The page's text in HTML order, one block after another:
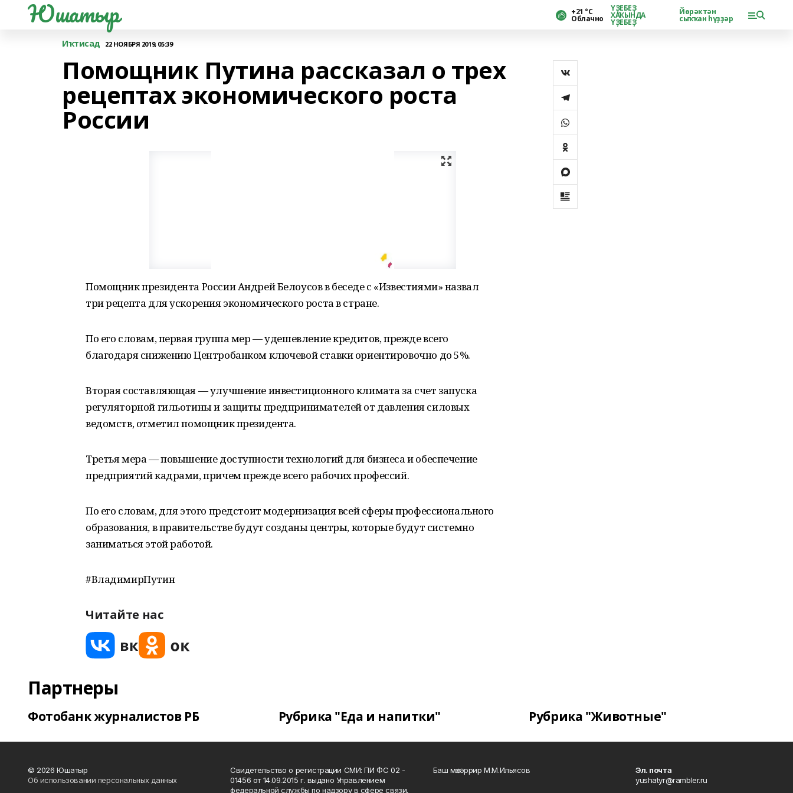
Юшатыр +21 °С
Облачно
ҮҘЕБЕҘ
ХАҠЫНДА
ҮҘЕБЕҘ
Йөрәктән
сыҡҡан һүҙҙәр
Иҡтисад 22 НОЯБРЯ 2019, 05:39
Помощник Путина рассказал о трех
рецептах экономического роста
России
Помощник президента России Андрей Белоусов в беседе с «Известиями» назвал
три рецепта для ускорения экономического роста в стране.
По его словам, первая группа мер — удешевление кредитов, прежде всего
благодаря снижению Центробанком ключевой ставки ориентировочно до 5%.
Вторая составляющая — улучшение инвестиционного климата за счет запуска
регуляторной гильотины и защиты предпринимателей от давления силовых
ведомств, отметил помощник президента.
Третья мера — повышение доступности технологий для бизнеса и обеспечение
предприятий кадрами, причем прежде всего рабочих профессий.
По его словам, для этого предстоит модернизация всей сферы профессионального
образования, в правительстве будут созданы центры, которые будут системно
заниматься этой работой.
#ВладимирПутин
Читайте нас
Партнеры
Фотобанк журналистов РБ Рубрика "Еда и напитки" Рубрика "Животные"
© 2026 Юшатыр
Об использовании персональных данных
Свидетельство о регистрации СМИ: ПИ ФС 02 -
01456 от 14.09.2015 г. выдано Управлением
федеральной службы по надзору в сфере связи,
Баш мөхәррир М.М.Ильясов
Эл. почта
yushatyr@rambler.ru